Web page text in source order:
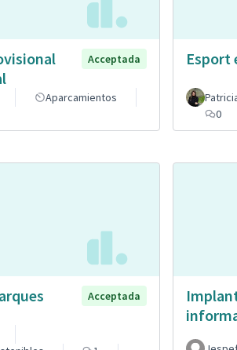
Acceptada
Aparcamientos
Esport
0
Acceptada